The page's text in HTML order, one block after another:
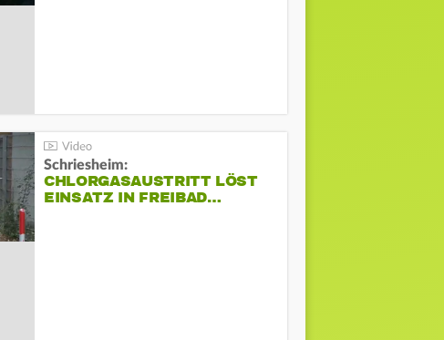
Schriesheim:
CHLORGASAUSTRITT LÖST
EINSATZ IN FREIBAD…